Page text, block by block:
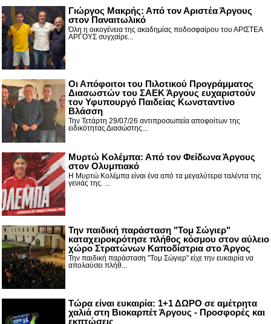
Γιώργος Μακρής: Από τον Αριστέα Άργους
στον Παναιτωλικό
Όλη η οικογένεια της ακαδημίας ποδοσφαίρου του ΑΡΙΣΤΕΑ
ΑΡΓΟΥΣ συγχαίρε...
Οι Απόφοιτοι του Πιλοτικού Προγράμματος
Διασωστών του ΣΑΕΚ Άργους ευχαριστούν
τον Υφυπουργό Παιδείας Κωνσταντίνο
Βλάσση
Την Τετάρτη 29/07/26 αντιπροσωπεία αποφοίτων της
ειδικότητας Διασώστης...
Μυρτώ Κολέμπα: Από τον Φείδωνα Άργους
στον Ολυμπιακό
Η Μυρτώ Κολέμπα είναι ένα από τα μεγαλύτερα ταλέντα της
γενιάς της. ...
Την παιδική παράσταση "Τομ Σώγιερ"
καταχειροκρότησε πλήθος κόσμου στον αύλειο
χώρο Στρατώνων Καποδίστρια στο Άργος
Την παιδική παράσταση "Τομ Σώγιερ" είχε την ευκαιρία να
απολαύσει πλήθ...
Τώρα είναι ευκαιρία: 1+1 ΔΩΡΟ σε αμέτρητα
χαλιά στη Βιοκαρπέτ Άργους - Προσφορές και
εκπτώσεις